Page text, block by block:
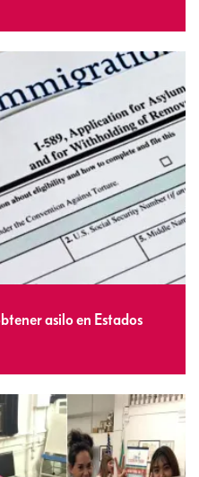
asilo en Estados